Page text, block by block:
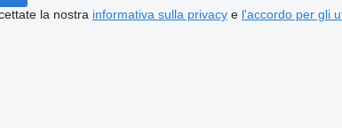
la nostra informativa sulla privacye l'accordo per gli